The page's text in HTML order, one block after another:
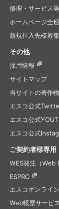
修理・サービス
ホームページ全
新規仕入先様募集
その他
採用情報
サイトマップ
当サイトの著作
エスコ公式
エスコ公式
エスコ公式
ご契約者様専用
WES発注（Web
ESPRO
エスコオンライ
Web帳票サービ